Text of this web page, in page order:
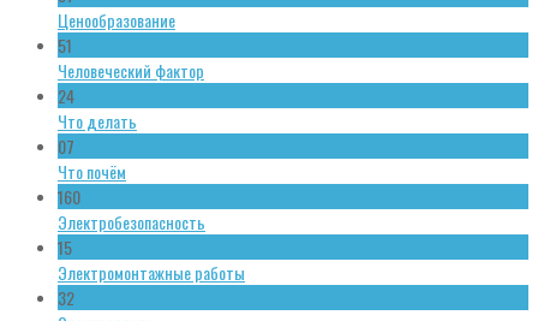
Ценообразование
51
Человеческий фактор
24
Что делать
07
Что почём
160
Электробезопасность
15
Электромонтажные работы
32